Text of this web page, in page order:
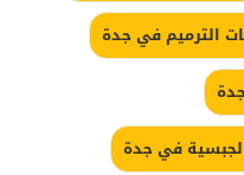
الترميم في جدة
في جدة